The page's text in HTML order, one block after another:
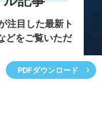
注目した最新ト
どをご覧いただ
PDFダウンロード